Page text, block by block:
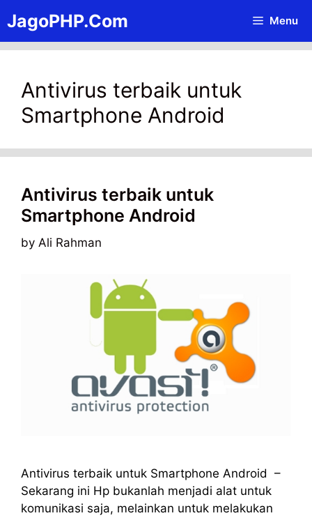
to
content
JagoPHP.Com Menu
Antivirus terbaik untuk
Smartphone Android
Antivirus terbaik untuk
Smartphone Android
by Ali Rahman
Antivirus terbaik untuk Smartphone Android –
Sekarang ini Hp bukanlah menjadi alat untuk
komunikasi saja, melainkan untuk melakukan